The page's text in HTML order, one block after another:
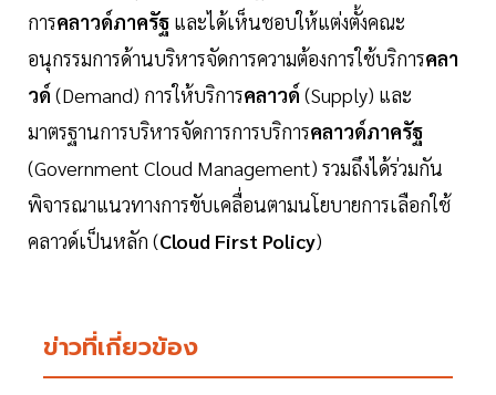
การคลาวด์ภาครัฐ และได้เห็นชอบให้แต่งตั้งคณะ
อนุกรรมการด้านบริหารจัดการความต้องการใช้บริการคลา
วด์ (Demand) การให้บริการคลาวด์ (Supply) และ
มาตรฐานการบริหารจัดการการบริการคลาวด์ภาครัฐ
(Government Cloud Management) รวมถึงได้ร่วมกัน
พิจารณาแนวทางการขับเคลื่อนตามนโยบายการเลือกใช้
คลาวด์เป็นหลัก (Cloud First Policy)
ข่าวที่เกี่ยวข้อง